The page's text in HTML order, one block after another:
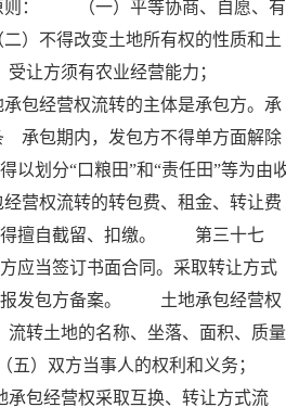
则： （一）平等协商、自愿、有
）不得改变土地所有权的性质和土
受让方须有农业经营能力；
经营权流转的主体是承包方。承
包期内，发包方不得单方面解除
以划分“口粮田”和“责任田”等为由
权流转的转包费、租金、转让费
得擅自截留、扣缴。 第三十七
应当签订书面合同。采取转让方式
报发包方备案。 土地承包经营权
土地的名称、坐落、面积、质量
双方当事人的权利和义务；
经营权采取互换、转让方式流